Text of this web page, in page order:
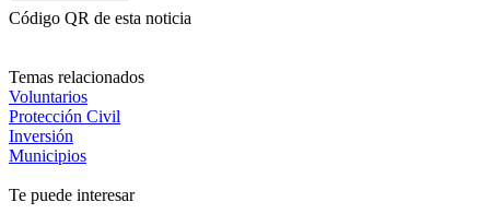
Código QR de esta noticia
Temas relacionados
Voluntarios
Protección Civil
Inversión
Municipios
Te puede interesar